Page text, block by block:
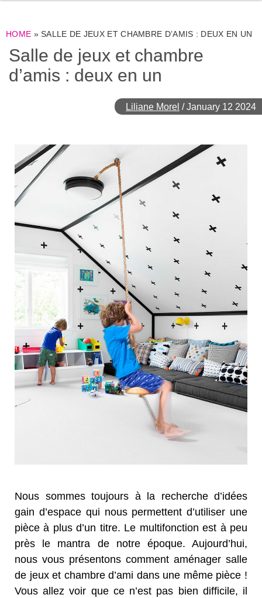
HOME »SALLE DE JEUX ET CHAMBRE D’AMIS : DEUX EN UN
Salle de jeux et chambre
d’amis : deux en un
Liliane Morel /January 12 2024
Nous sommes toujours à la recherche d’idées
gain d’espace qui nous permettent d’utiliser une
pièce à plus d’un titre. Le multifonction est à peu
près
le mantra
de notre époque. Aujourd’hui,
nous vous présentons comment aménager salle
de jeux et chambre d’ami dans une même pièce !
Vous allez voir que ce n’est pas bien difficile, il